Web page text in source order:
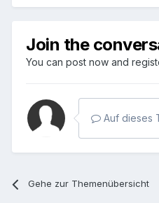
Join the
You can post now and
Auf dieses
Gehe zur Themenübersicht